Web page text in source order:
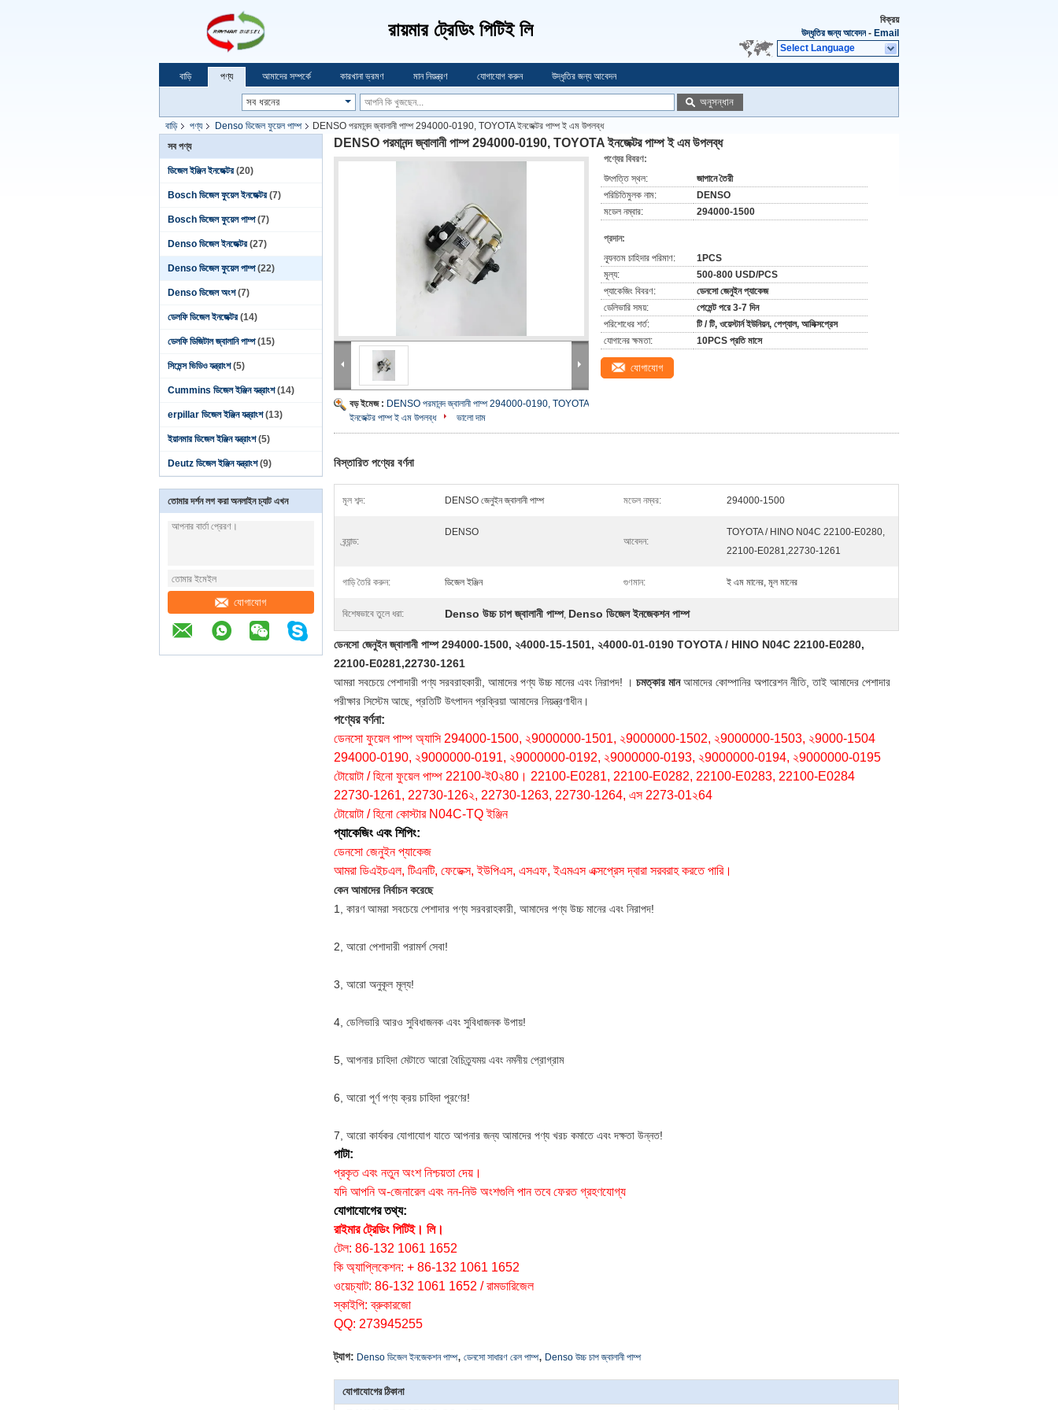
রায়মার ট্রেডিং পিটিই লি
বিক্রয়
উদ্ধৃতির জন্য আবেদন - Email
Select Language
বাড়ি পণ্য আমাদের সম্পর্কে কারখানা ভ্রমণ মান নিয়ন্ত্রণ যোগাযোগ করুন উদ্ধৃতির জন্য আবেদন
অনুসন্ধান
বাড়ি পণ্য Denso ডিজেল ফুয়েল পাম্প
DENSO পরমানন্দ জ্বালানী পাম্প 294000-0190, TOYOTA ইনজেক্টর পাম্প ই এম উপলব্ধ
সব পণ্য
ডিজেল ইঞ্জিন ইনজেক্টর (20)
Bosch ডিজেল ফুয়েল ইনজেক্টর (7)
Bosch ডিজেল ফুয়েল পাম্প (7)
Denso ডিজেল ইনজেক্টর (27)
Denso ডিজেল ফুয়েল পাম্প (22)
Denso ডিজেল অংশ (7)
ডেলফি ডিজেল ইনজেক্টর (14)
ডেলফি ডিজিটাল জ্বালানি পাম্প (15)
সিমেন্স ভিডিও যন্ত্রাংশ (5)
Cummins ডিজেল ইঞ্জিন যন্ত্রাংশ (14)
erpillar ডিজেল ইঞ্জিন যন্ত্রাংশ (13)
ইয়ানমার ডিজেল ইঞ্জিন যন্ত্রাংশ (5)
Deutz ডিজেল ইঞ্জিন যন্ত্রাংশ (9)
তোমার দর্শন লগ করা অনলাইন চ্যাট এখন
যোগাযোগ
DENSO পরমানন্দ জ্বালানী পাম্প 294000-0190, TOYOTA ইনজেক্টর পাম্প ই এম উপলব্ধ
বড় ইমেজ : DENSO পরমানন্দ জ্বালানী পাম্প 294000-0190, TOYOTA
ইনজেক্টর পাম্প ই এম উপলব্ধ
ভালো দাম
পণ্যের বিবরণ:
উৎপত্তি স্থল:
জাপানে তৈরী
পরিচিতিমুলক নাম:
DENSO
মডেল নম্বার:
294000-1500
প্রদান:
ন্যূনতম চাহিদার পরিমাণ:
1PCS
মূল্য:
500-800 USD/PCS
প্যাকেজিং বিবরণ:
ডেনসো জেনুইন প্যাকেজ
ডেলিভারি সময়:
পেমেন্ট পরে 3-7 দিন
পরিশোধের শর্ত:
টি / টি, ওয়েস্টার্ন ইউনিয়ন, পেপ্যাল, আলিক্সপ্রেস
যোগানের ক্ষমতা:
10PCS প্রতি মাসে
যোগাযোগ
বিস্তারিত পণ্যের বর্ণনা
মূল শব্দ: DENSO জেনুইন জ্বালানী পাম্প মডেল নম্বর: 294000-1500
ব্র্যান্ড:
DENSO
আবেদন:
TOYOTA / HINO N04C 22100-E0280,
22100-E0281,22730-1261
গাড়ি তৈরি করুন: ডিজেল ইঞ্জিন গুণমান: ই এম মানের, মূল মানের
বিশেষভাবে তুলে ধরা: Denso উচ্চ চাপ জ্বালানী পাম্প, Denso ডিজেল ইনজেকশন পাম্প
ডেনসো জেনুইন জ্বালানী পাম্প 294000-1500, ২4000-15-1501, ২4000-01-0190 TOYOTA / HINO N04C 22100-E0280,
22100-E0281,22730-1261
আমরা সবচেয়ে পেশাদারী পণ্য সরবরাহকারী, আমাদের পণ্য উচ্চ মানের এবং নিরাপদ! । চমত্কার মানআমাদের কোম্পানির অপারেশন নীতি, তাই আমাদের পেশাদার
পরীক্ষার সিস্টেম আছে, প্রতিটি উৎপাদন প্রক্রিয়া আমাদের নিয়ন্ত্রণাধীন।
পণ্যের বর্ণনা:
ডেনসো ফুয়েল পাম্প অ্যাসি 294000-1500, ২9000000-1501, ২9000000-1502, ২9000000-1503, ২9000-1504
294000-0190, ২9000000-0191, ২9000000-0192, ২9000000-0193, ২9000000-0194, ২9000000-0195
টোয়োটা / হিনো ফুয়েল পাম্প 22100-ই0২80। 22100-E0281, 22100-E0282, 22100-E0283, 22100-E0284
22730-1261, 22730-126২, 22730-1263, 22730-1264, এস 2273-01২64
টোয়োটা / হিনো কোস্টার N04C-TQ ইঞ্জিন
প্যাকেজিং এবং শিপিং:
ডেনসো জেনুইন প্যাকেজ
আমরা ডিএইচএল, টিএনটি, ফেডেক্স, ইউপিএস, এসএফ, ইএমএস এক্সপ্রেস দ্বারা সরবরাহ করতে পারি।
কেন আমাদের নির্বাচন করেছে
1, কারণ আমরা সবচেয়ে পেশাদার পণ্য সরবরাহকারী, আমাদের পণ্য উচ্চ মানের এবং নিরাপদ!
2, আরো পেশাদারী পরামর্শ সেবা!
3, আরো অনুকূল মূল্য!
4, ডেলিভারি আরও সুবিধাজনক এবং সুবিধাজনক উপায়!
5, আপনার চাহিদা মেটাতে আরো বৈচিত্র্যময় এবং নমনীয় প্রোগ্রাম
6, আরো পূর্ণ পণ্য ক্রয় চাহিদা পূরণের!
7, আরো কার্যকর যোগাযোগ যাতে আপনার জন্য আমাদের পণ্য খরচ কমাতে এবং দক্ষতা উন্নত!
পাটা:
প্রকৃত এবং নতুন অংশ নিশ্চয়তা দেয়।
যদি আপনি অ-জেনারেল এবং নন-নিউ অংশগুলি পান তবে ফেরত গ্রহণযোগ্য
যোগাযোগের তথ্য:
রাইমার ট্রেডিং পিটিই। লি।
টেল: 86-132 1061 1652
কি অ্যাপ্লিকেশন: + 86-132 1061 1652
ওয়েচ্যাট: 86-132 1061 1652 / রামডারিজেল
স্কাইপি: ব্রুকারজো
QQ: 273945255
ট্যাগ: Denso ডিজেল ইনজেকশন পাম্প, ডেনসো সাধারণ রেল পাম্প, Denso উচ্চ চাপ জ্বালানী পাম্প
যোগাযোগের ঠিকানা